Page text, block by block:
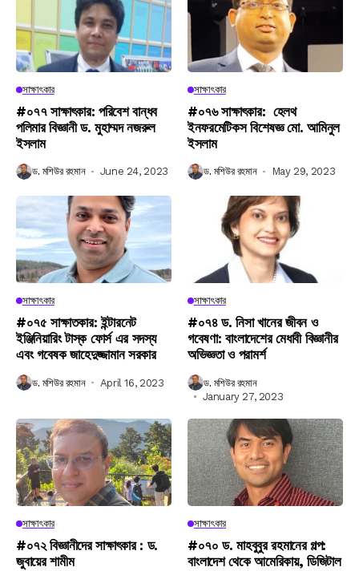
সাক্ষাৎকার
#০৭৭ সাক্ষাৎকার: পরিবেশ বান্ধব
পলিমার বিজ্ঞানী ড. মুহাম্মদ নজরুল
ইসলাম
ড. মশিউর রহমান June 24, 2023
সাক্ষাৎকার
#০৭৬ সাক্ষাৎকার: হেলথ
ইনফরমেটিকস বিশেষজ্ঞ মো. আমিনুল
ইসলাম
ড. মশিউর রহমান May 29, 2023
সাক্ষাৎকার
#০৭৫ সাক্ষাতকার: ইন্টারনেট
ইঞ্জিনিয়ারিং টাস্ক ফোর্স এর সদস্য
এবং গবেষক জাহেদুজ্জামান সরকার
ড. মশিউর রহমান April 16, 2023
সাক্ষাৎকার
#০৭৪ ড. নিসা খানের জীবন ও
গবেষণা: বাংলাদেশের মেধাবী বিজ্ঞানীর
অভিজ্ঞতা ও পরামর্শ
ড. মশিউর রহমান
January 27, 2023
সাক্ষাৎকার
#০৭২ বিজ্ঞানীদের সাক্ষাৎকার : ড.
জুবায়ের শামীম
সাক্ষাৎকার
#০৭০ ড. মাহবুবুর রহমানের গল্প:
বাংলাদেশ থেকে আমেরিকায়, ডিজিটাল